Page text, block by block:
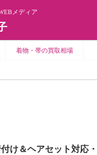
メディア
着物・帯の買取相場
け＆ヘアセット対応・